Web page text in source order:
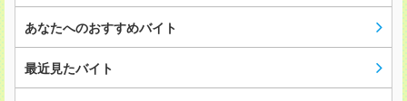
あなたへのおすすめバイト
最近見たバイト